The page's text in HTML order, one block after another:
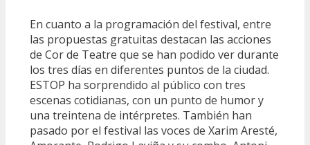
En cuanto a la programación del festival, entre
las propuestas gratuitas destacan las acciones
de Cor de Teatre que se han podido ver durante
los tres días en diferentes puntos de la ciudad.
ESTOP ha sorprendido al público con tres
escenas cotidianas, con un punto de humor y
una treintena de intérpretes. También han
pasado por el festival las voces de Xarim Aresté,